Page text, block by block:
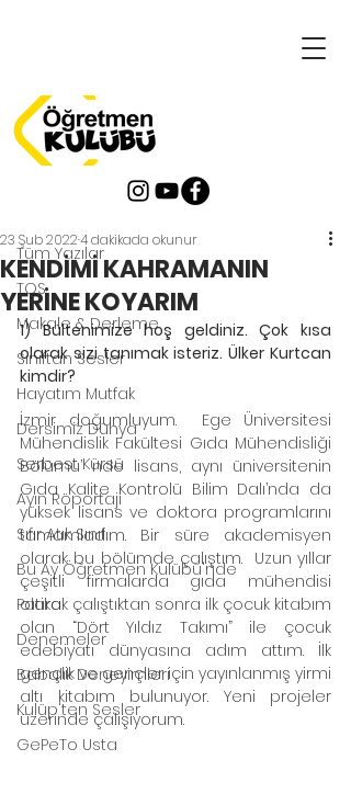
Tüm Yazılar
TOS
Makale & Derleme
Sınıftan Sesler
Hayatım Mutfak
Dersimiz Dünya
Serbest Kürsü
Ayın Röportajı
Sıfır Atık Sınıf
Bu Ay Öğretmen Kulübü'nde
Patika
Denemeler
Babalık Deneyimleri
Kulüp'ten Sesler
GePeTo Usta
KENDİMİ KAHRAMANIN
YERİNE KOYARIM
23 Şub 20224 dakikada okunur
1) Bültenimize hoş geldiniz. Çok kısa
olarak sizi tanımak isteriz. Ülker Kurtcan
kimdir?
İzmir doğumluyum.  Ege Üniversitesi
Mühendislik Fakültesi Gıda Mühendisliği
Bölümü’ nde lisans, aynı üniversitenin
Gıda Kalite Kontrolü Bilim Dalı’nda da
yüksek lisans ve doktora programlarını
tamamladım. Bir süre akademisyen
olarak bu bölümde çalıştım.  Uzun yıllar
çeşitli firmalarda gıda mühendisi
olarak çalıştıktan sonra ilk çocuk kitabım
olan “Dört Yıldız Takımı” ile çocuk
edebiyatı dünyasına adım attım. İlk
gençlik ve gençler için yayınlanmış yirmi
altı kitabım bulunuyor. Yeni projeler
üzerinde çalışıyorum.